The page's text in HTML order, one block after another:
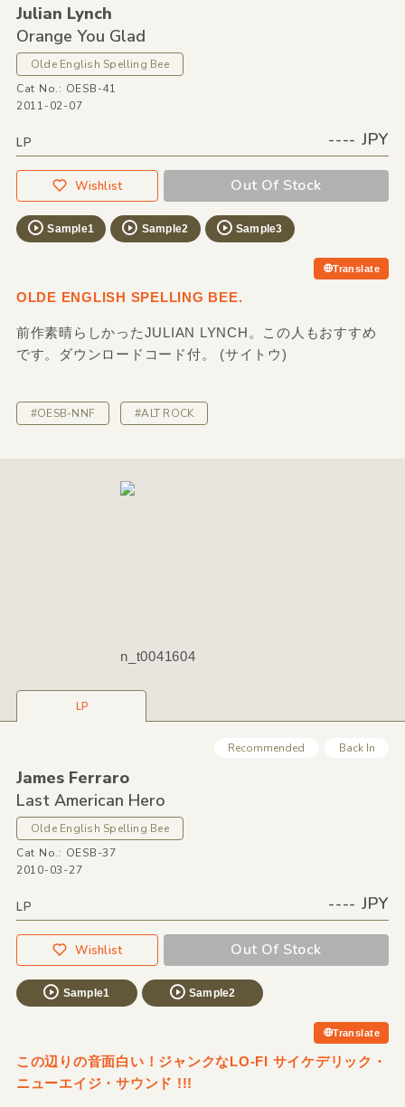
Julian Lynch
Orange You Glad
Olde English Spelling Bee
Cat No.: OESB-41
2011-02-07
LP ---- JPY
Wishlist Out Of Stock
Sample1 Sample2 Sample3
Translate
OLDE ENGLISH SPELLING BEE.
前作素晴らしかったJULIAN LYNCH。この人もおすすめ
です。ダウンロードコード付。 (サイトウ)
#OESB-NNF #ALT ROCK
n_t0041604
LP
Recommended Back In
James Ferraro
Last American Hero
Olde English Spelling Bee
Cat No.: OESB-37
2010-03-27
LP ---- JPY
Wishlist Out Of Stock
Sample1 Sample2
Translate
この辺りの音面白い！ジャンクなLO-FI サイケデリック・
ニューエイジ・サウンド !!!